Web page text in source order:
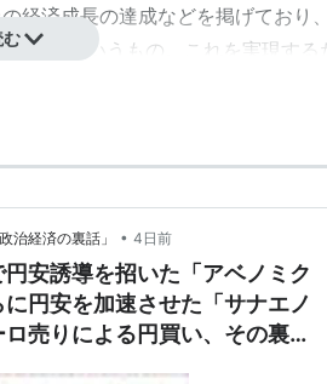
経済成長の達成などを掲げており、
せるというもの。これを実現するた
した。「現代用語の基礎知識選
治経済の裏話」 • 4日前
安誘導を招いた「アベノミク
円安を加速させた「サナエノ
売りによる円買い、その裏に